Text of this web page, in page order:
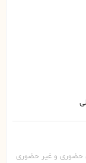
حضوری و غیر حضوری